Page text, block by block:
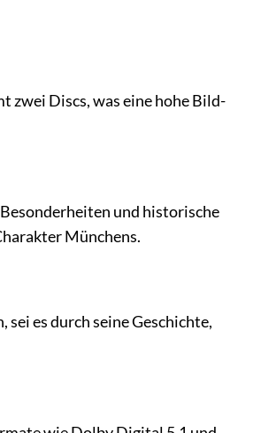
zwei Discs, was eine hohe Bild-
und historische
Münchens.
es durch seine Geschichte,